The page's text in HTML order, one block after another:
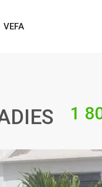
VEFA
1